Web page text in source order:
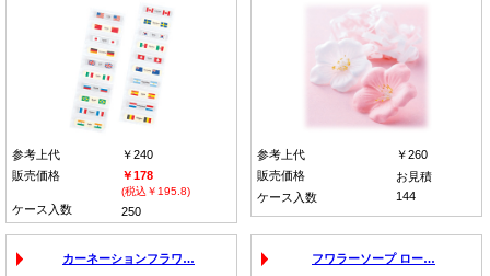
参考上代
￥240
販売価格
￥178
(税込￥195.8)
ケース入数 250
参考上代
￥260
販売価格
お見積
ケース入数
144
カーネーションフラワ… フワラーソープ ロー…